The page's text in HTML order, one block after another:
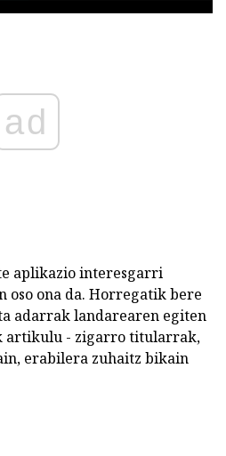
ad
aplikazio interesgarri
oso ona da. Horregatik bere
adarrak landarearen egiten
artikulu - zigarro titularrak,
erabilera zuhaitz bikain